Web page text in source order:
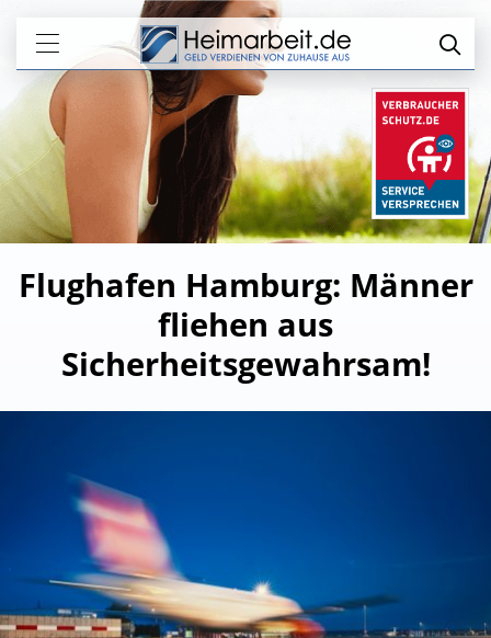
Flughafen Hamburg: Männer
fliehen aus
Sicherheitsgewahrsam!